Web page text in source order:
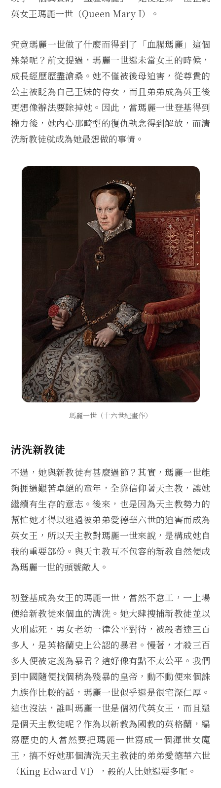
英女王瑪麗一世（Queen Mary I）。
究竟瑪麗一世做了什麼而得到了「血腥瑪麗」這個
殊榮呢？前文提過，瑪麗一世還未當女王的時候，
成長經歷歷盡滄桑。她不僅被後母迫害，從尊貴的
公主被眨為自己王妹的侍女，而且弟弟成為英王後
更想像辦法要除掉她。因此，當瑪麗一世登基得到
權力後，她內心那畸型的復仇執念得到解放，而清
洗新教徒就成為她最想做的事情。
瑪麗一世（十六世紀畫作）
清洗新教徒
不過，她與新教徒有甚麼過節？其實，瑪麗一世能
夠捱過艱苦卓絕的童年，全靠信仰著天主教，讓她
繼續有生存的意志。後來，也是因為天主教勢力的
幫忙她才得以逃過被弟弟愛德華六世的迫害而成為
英女王，所以天主教對瑪麗一世來說，是構成她自
我的重要部份。與天主教互不包容的新教自然便成
為瑪麗一世的頭號敵人。
初登基成為女王的瑪麗一世，當然不怠工，一上場
便給新教徒來個血的清洗。她大肆搜捕新教徒並以
火刑處死，男女老幼一律公平對待，被殺者達三百
多人，是英格蘭史上公認的暴君。慢著，才殺三百
多人便被定義為暴君？這好像有點不太公平。我們
到中國隨便找個稍為殘暴的皇帝，動不動便來個誅
九族作比較的話，瑪麗一世似乎還是很宅深仁厚。
這也沒法，誰叫瑪麗一世是個初代英女王，而且還
是個天主教徒呢？作為以新教為國教的英格蘭，編
寫歷史的人當然要把瑪麗一世寫成一個渾世女魔
王，搞不好她那個清洗天主教徒的弟弟愛德華六世
（King Edward VI），殺的人比她還要多呢。